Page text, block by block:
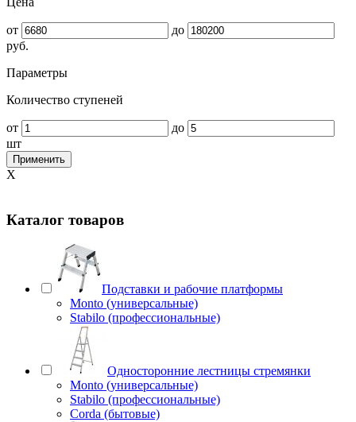
от
до
руб.
Параметры
Количество ступеней
от
до
шт
Применить
X
Каталог товаров
Подставки и рабочие платформы
Monto (универсальные)
Stabilo (профессиональные)
Односторонние лестницы стремянки
Monto (универсальные)
Stabilo (профессиональные)
Corda (бытовые)